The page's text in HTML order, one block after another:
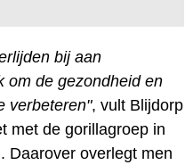
bij aan
om de gezondheid en
verbeteren", vult Blijdorp
met de gorillagroep in
Daarover overlegt men